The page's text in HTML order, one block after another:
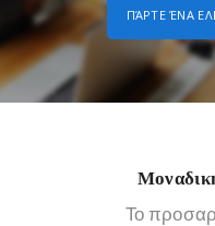
ΠΆΡΤΕ ΈΝΑ
Το